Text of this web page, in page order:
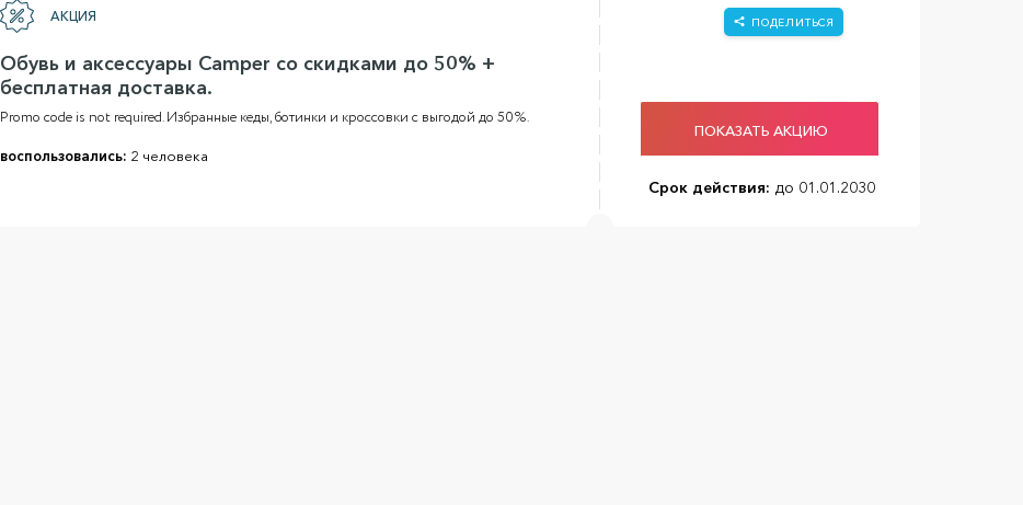
АКЦИЯ
Обувь и аксессуары Camper со скидками до 50% +
бесплатная доставка.
Promo code is not required. Избранные кеды, ботинки и кроссовки с выгодой до 50%.
воспользовались: 2 человека
ПОДЕЛИТЬСЯ
ПОКАЗАТЬ АКЦИЮ
Срок действия: до 01.01.2030